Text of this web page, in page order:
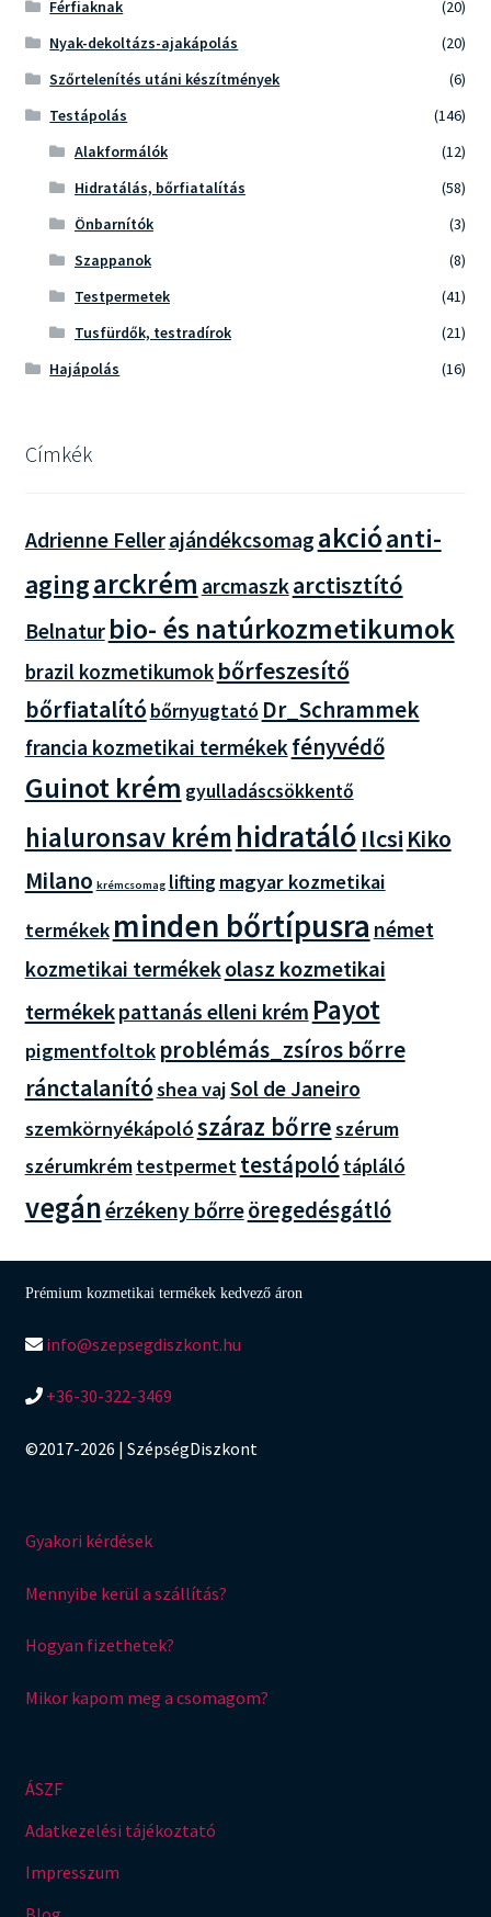
Férfiaknak
(20)
Nyak-dekoltázs-ajakápolás
(20)
Szőrtelenítés utáni készítmények
(6)
Testápolás
(146)
Alakformálók
(12)
Hidratálás, bőrfiatalítás
(58)
Önbarnítók
(3)
Szappanok
(8)
Testpermetek
(41)
Tusfürdők, testradírok
(21)
Hajápolás
(16)
Címkék
Adrienne Fellerajándékcsomag akcióanti-
agingarckrém arcmaszkarctisztító
Belnatur bio- és natúrkozmetikumok
brazil kozmetikumok bőrfeszesítő
bőrfiatalító bőrnyugtató Dr_Schrammek
francia kozmetikai termékekfényvédő
Guinot krém gyulladáscsökkentő
hialuronsav krémhidratáló Ilcsi Kiko
Milano krémcsomag lifting magyar kozmetikai
termékek minden bőrtípusra német
kozmetikai termékekolasz kozmetikai
termékekpattanás elleni krém Payot
pigmentfoltok problémás_zsíros bőrre
ránctalanítóshea vajSol de Janeiro
szemkörnyékápolószáraz bőrreszérum
szérumkrémtestpermettestápoló tápláló
vegánérzékeny bőrreöregedésgátló
Prémium kozmetikai termékek kedvező áron
info@szepsegdiszkont.hu
+36-30-322-3469
©2017-2026 | SzépségDiszkont
Gyakori kérdések
Mennyibe kerül a szállítás?
Hogyan fizethetek?
Mikor kapom meg a csomagom?
ÁSZF
Adatkezelési tájékoztató
Impresszum